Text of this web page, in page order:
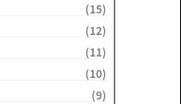
(15)
(12)
(11)
(10)
(9)